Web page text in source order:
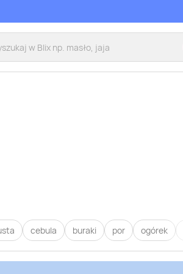
cebula buraki por ogórek